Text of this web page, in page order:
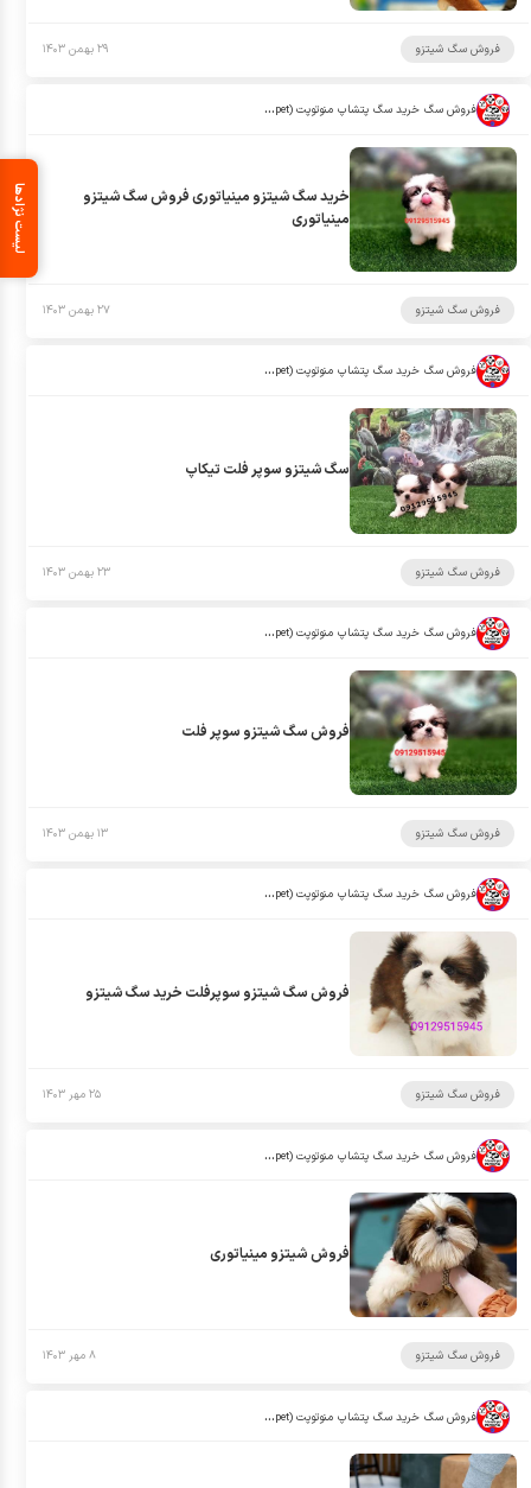
لیست نژادها
فروش سگ شیتزو ۲۹ بهمن ۱۴۰۳
فروش سگ خرید سگ پتشاپ منوتوپت (manotopet)
خرید سگ شیتزو مینیاتوری فروش سگ شیتزو
مینیاتوری
فروش سگ شیتزو ۲۷ بهمن ۱۴۰۳
فروش سگ خرید سگ پتشاپ منوتوپت (manotopet)
سگ شیتزو سوپر فلت تیکاپ
فروش سگ شیتزو ۲۳ بهمن ۱۴۰۳
فروش سگ خرید سگ پتشاپ منوتوپت (manotopet)
فروش سگ شیتزو سوپر فلت
فروش سگ شیتزو ۱۳ بهمن ۱۴۰۳
فروش سگ خرید سگ پتشاپ منوتوپت (manotopet)
فروش سگ شیتزو سوپرفلت خرید سگ شیتزو
فروش سگ شیتزو ۲۵ مهر ۱۴۰۳
فروش سگ خرید سگ پتشاپ منوتوپت (manotopet)
فروش شیتزو مینیاتوری
فروش سگ شیتزو ۸ مهر ۱۴۰۳
فروش سگ خرید سگ پتشاپ منوتوپت (manotopet)